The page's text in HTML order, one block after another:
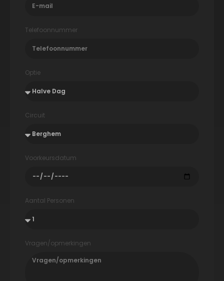
Telefoonnummer
Optie
Circuit
Voorkeursdatum
Aantal Personen
Vragen/opmerkingen